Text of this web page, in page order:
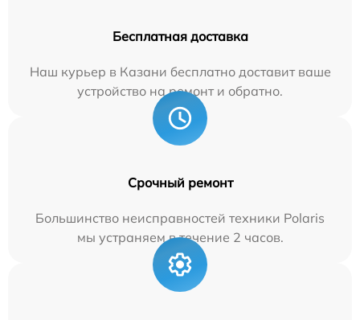
Бесплатная доставка
Наш курьер в Казани бесплатно доставит ваше
устройство на ремонт и обратно.
Срочный ремонт
Большинство неисправностей техники Polaris
мы устраняем в течение 2 часов.